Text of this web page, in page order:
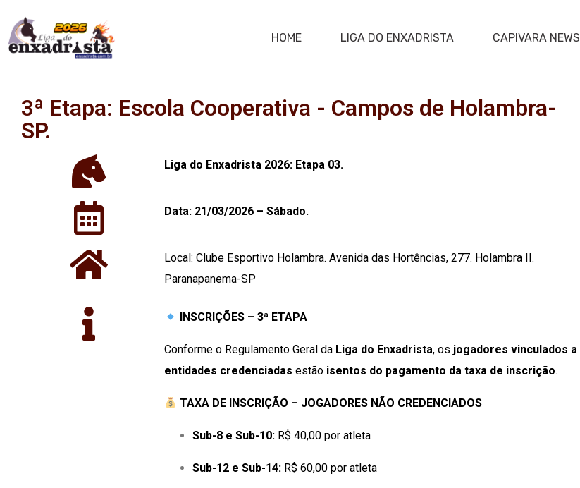
HOME LIGA DO ENXADRISTA CAPIVARA NEWS
3ª Etapa: Escola Cooperativa - Campos de Holambra-
SP.
Liga do Enxadrista 2026: Etapa 03.
Data: 21/03/2026 – Sábado.
Local: Clube Esportivo Holambra. Avenida das Hortências, 277. Holambra II.
Paranapanema-SP
INSCRIÇÕES – 3ª ETAPA
Conforme o Regulamento Geral da Liga do Enxadrista, os jogadores vinculados a
entidades credenciadas estão isentos do pagamento da taxa de inscrição.
TAXA DE INSCRIÇÃO – JOGADORES NÃO CREDENCIADOS
Sub-8 e Sub-10:R$ 40,00 por atleta
Sub-12 e Sub-14:R$ 60,00 por atleta